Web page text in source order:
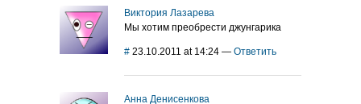
Виктория Лазарева
Мы хотим преобрести джунгарика
# 23.10.2011 at 14:24 — Ответить
Анна Денисенкова